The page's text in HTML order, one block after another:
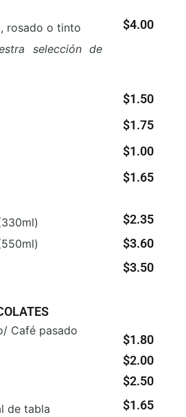
rosado o tinto
selección de
$4.00
$1.50
$1.75
$1.00
$1.65
$2.35
$3.60
$3.50
Café pasado
de tabla
$1.80
$2.00
$2.50
$1.65